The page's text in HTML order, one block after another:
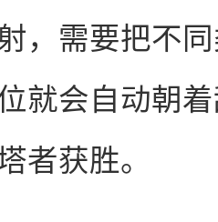
，需要把不
就会自动朝
者获胜。